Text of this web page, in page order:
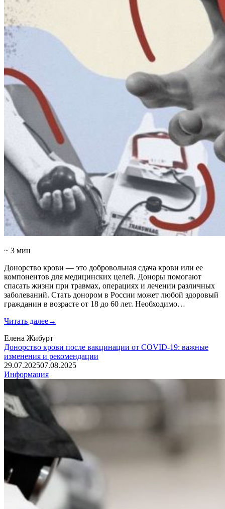
~ 3 мин
Донорство крови — это добровольная сдача крови или ее
компонентов для медицинских целей. Доноры помогают
спасать жизни при травмах, операциях и лечении различных
заболеваний. Стать донором в России может любой здоровый
гражданин в возрасте от 18 до 60 лет. Необходимо…
Читать далее→
Елена Жибурт
Донорство крови после вакцинации от COVID-19: важные
изменения и рекомендации
29.07.202507.08.2025
Информация